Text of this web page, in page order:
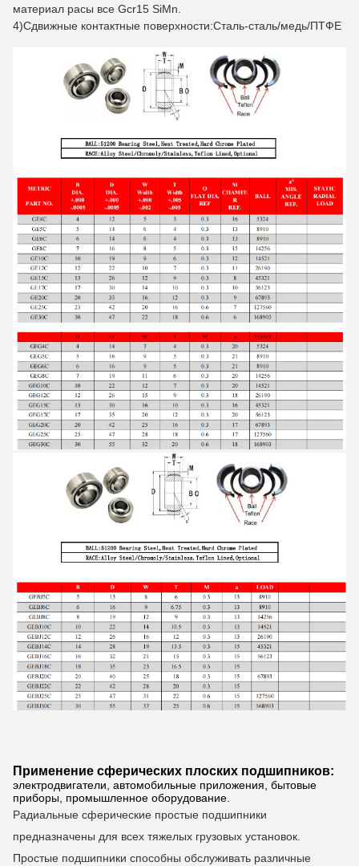
материал расы все Gcr15 SiMn.
4)Сдвижные контактные поверхности:Сталь-сталь/медь/ПТФЕ
Применение сферических плоских подшипников:
электродвигатели, автомобильные приложения, бытовые
приборы, промышленное оборудование.
Радиальные сферические простые подшипники
предназначены для всех тяжелых грузовых установок.
Простые подшипники способны обслуживать различные